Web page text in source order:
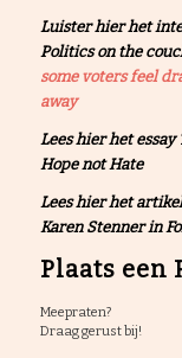
Luister hier het
Politics on the
some voters feel
away
Lees hier het essay
Hope not Hate
Lees hier het
Karen Stenner in
Plaats een
Meepraten?
Draag gerust bij!